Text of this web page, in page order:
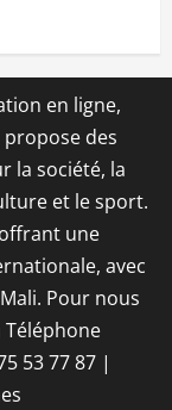
en ligne,
des
la société, la
et le sport.
une
avec
Pour nous
53 77 87 |